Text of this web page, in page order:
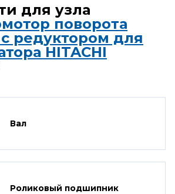
для узла
поворота
редуктором для
HITACHI
Вал
Роликовый подшипник